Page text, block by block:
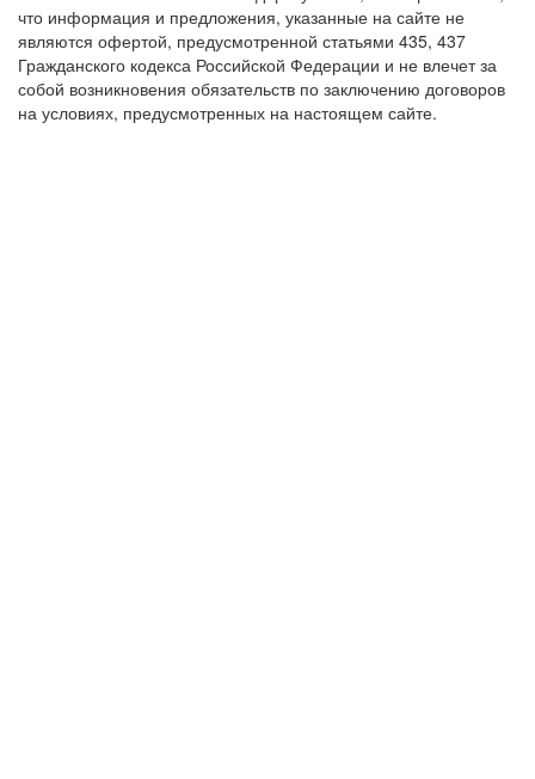
что информация и предложения, указанные на сайте не
являются офертой, предусмотренной статьями 435, 437
Гражданского кодекса Российской Федерации и не влечет за
собой возникновения обязательств по заключению договоров
на условиях, предусмотренных на настоящем сайте.